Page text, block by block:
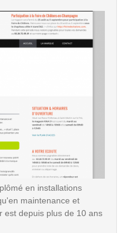
en installations
maintenance et
est depuis plus de 10 ans